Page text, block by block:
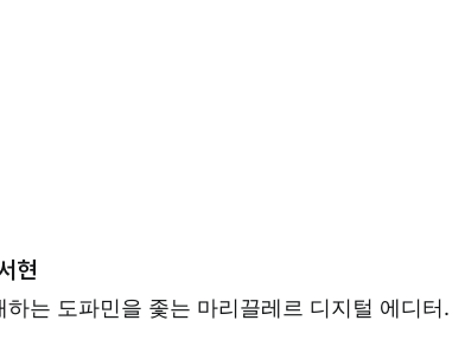
현
하는 도파민을 좇는 마리끌레르 디지털 에디터.